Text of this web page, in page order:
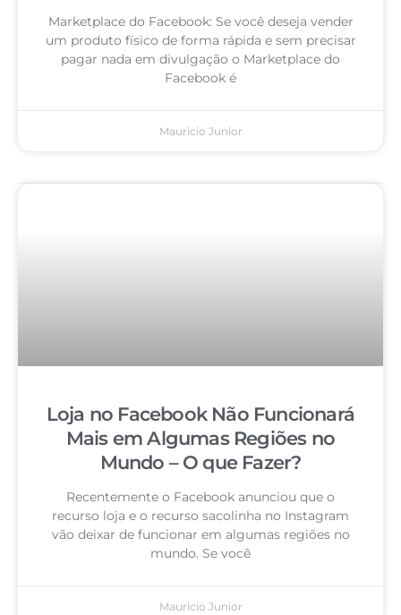
Marketplace do Facebook: Se você deseja vender
um produto físico de forma rápida e sem precisar
pagar nada em divulgação o Marketplace do
Facebook é
Mauricio Junior
Loja no Facebook Não Funcionará
Mais em Algumas Regiões no
Mundo – O que Fazer?
Recentemente o Facebook anunciou que o
recurso loja e o recurso sacolinha no Instagram
vão deixar de funcionar em algumas regiões no
mundo. Se você
Mauricio Junior